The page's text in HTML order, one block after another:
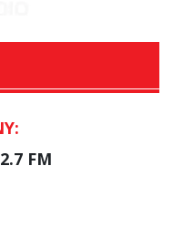
FM